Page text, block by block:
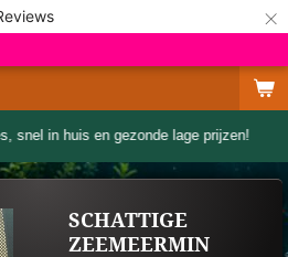
×
snel in huis en gezonde lage prijzen!
SCHATTIGE
ZEEMEERMIN